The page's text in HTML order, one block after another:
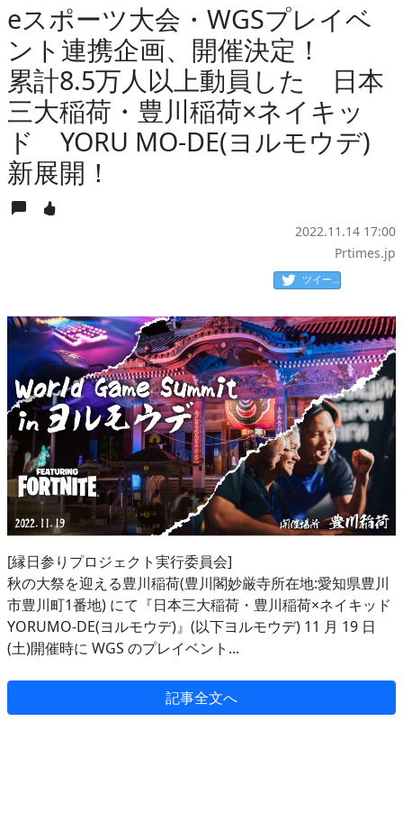
eスポーツ大会・WGSプレイベ
ント連携企画、開催決定！
累計8.5万人以上動員した 日本
三大稲荷・豊川稲荷×ネイキッ
ド YORU MO-DE(ヨルモウデ)
新展開！
2022.11.14 17:00
Prtimes.jp
ツイート
[縁日参りプロジェクト実行委員会]
秋の大祭を迎える豊川稲荷(豊川閣妙厳寺所在地:愛知県豊川
市豊川町1番地) にて『日本三大稲荷・豊川稲荷×ネイキッド
YORUMO-DE(ヨルモウデ)』(以下ヨルモウデ) 11 月 19 日
(土)開催時に WGS のプレイベント...
記事全文へ